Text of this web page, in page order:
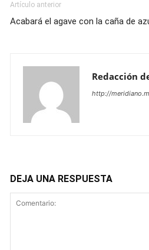
Artículo anterior
Acabará el agave con la caña de
Redacción
http://
DEJA UNA RESPUESTA